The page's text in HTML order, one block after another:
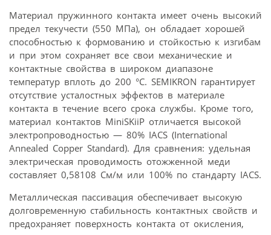
Материал пружинного контакта имеет очень высокий
предел текучести (550 МПа), он обладает хорошей
способностью к формованию и стойкостью к изгибам
и при этом сохраняет все свои механические и
контактные свойства в широком диапазоне
температур вплоть до 200 °С. SEMIKRON гарантирует
отсутствие усталостных эффектов в материале
контакта в течение всего срока службы. Кроме того,
материал контактов MiniSKiiP отличается высокой
электропроводностью — 80% IACS (International
Annealed Copper Standard). Для сравнения: удельная
электрическая проводимость отожженной меди
составляет 0,58108 См/м или 100% по стандарту IACS.
Металлическая пассивация обеспечивает высокую
долговременную стабильность контактных свойств и
предохраняет поверхность контакта от окисления,